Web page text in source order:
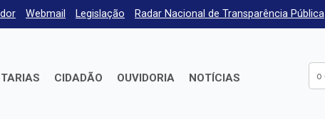
Webmail Legislação Radar Nacional de Transparência Pública
CIDADÃO OUVIDORIA NOTÍCIAS